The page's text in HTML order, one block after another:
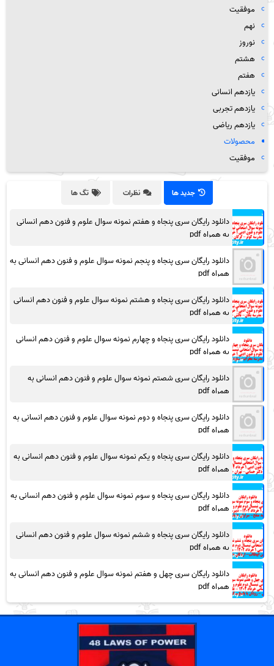
موفقیت
نهم
نوروز
هشتم
هفتم
یازدهم انسانی
یازدهم تجربی
یازدهم ریاضی
محصولات
موفقیت
جدید ها نظرات تگ ها
دانلود رایگان سری پنجاه و هفتم نمونه سوال علوم و فنون دهم انسانی
به همراه pdf
دانلود رایگان سری پنجاه و پنجم نمونه سوال علوم و فنون دهم انسانی به
همراه pdf
دانلود رایگان سری پنجاه و هشتم نمونه سوال علوم و فنون دهم انسانی
به همراه pdf
دانلود رایگان سری پنجاه و چهارم نمونه سوال علوم و فنون دهم انسانی
به همراه pdf
دانلود رایگان سری شصتم نمونه سوال علوم و فنون دهم انسانی به
همراه pdf
دانلود رایگان سری پنجاه و دوم نمونه سوال علوم و فنون دهم انسانی به
همراه pdf
دانلود رایگان سری پنجاه و یکم نمونه سوال علوم و فنون دهم انسانی به
همراه pdf
دانلود رایگان سری پنجاه و سوم نمونه سوال علوم و فنون دهم انسانی به
همراه pdf
دانلود رایگان سری پنجاه و ششم نمونه سوال علوم و فنون دهم انسانی
به همراه pdf
دانلود رایگان سری چهل و هفتم نمونه سوال علوم و فنون دهم انسانی به
همراه pdf